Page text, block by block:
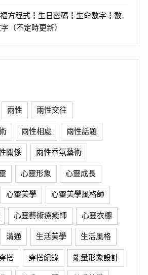
方程式┇生日密碼┇生命數字┇數
（不定時更新）
兩性 兩性交往
兩性相處 兩性話題
關係 兩性香氛藝術
心靈形象 心靈成長
心靈美學 心靈美學風格師
心靈藝術療癒師 心靈衣櫥
溝通 生活美學 生活風格
搭 穿搭紀錄 能量形象設計